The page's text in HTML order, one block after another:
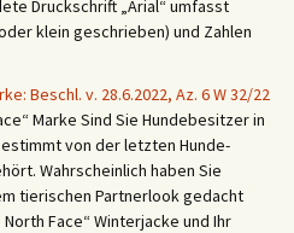
Druckschrift „Arial“ umfasst
klein geschrieben) und Zahlen
Beschl. v. 28.6.2022, Az. 6 W 32/22
Marke Sind Sie Hundebesitzer in
von der letzten Hunde-
Wahrscheinlich haben Sie
tierischen Partnerlook gedacht
Face“ Winterjacke und Ihr